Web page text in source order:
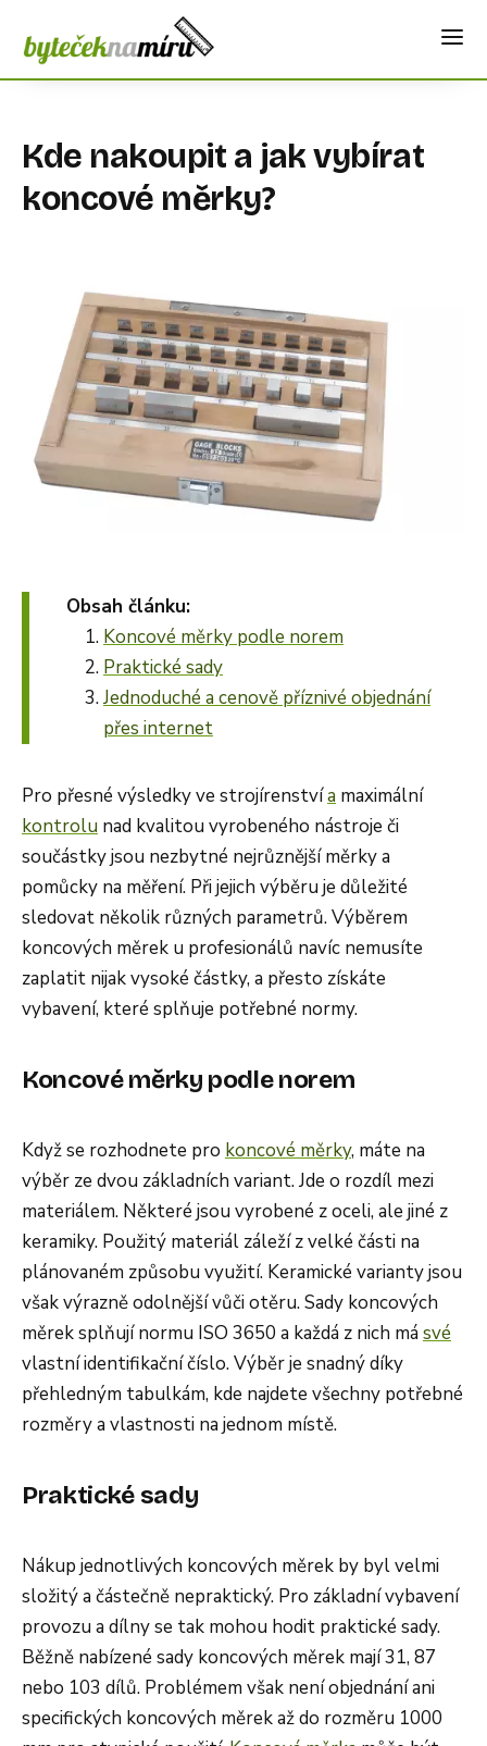
Kde nakoupit a jak vybírat
koncové měrky?
Obsah článku:
Koncové měrky podle norem
Praktické sady
Jednoduché a cenově příznivé objednání
přes internet
Pro přesné výsledky ve strojírenstvía maximální
kontrolu nad kvalitou vyrobeného nástroje či
součástky jsou nezbytné nejrůznější měrky a
pomůcky na měření. Při jejich výběru je důležité
sledovat několik různých parametrů. Výběrem
koncových měrek u profesionálů navíc nemusíte
zaplatit nijak vysoké částky, a přesto získáte
vybavení, které splňuje potřebné normy.
Koncové měrky podle norem
Když se rozhodnete pro koncové měrky, máte na
výběr ze dvou základních variant. Jde o rozdíl mezi
materiálem. Některé jsou vyrobené z oceli, ale jiné z
keramiky. Použitý materiál záleží z velké části na
plánovaném způsobu využití. Keramické varianty jsou
však výrazně odolnější vůči otěru. Sady koncových
měrek splňují normu ISO 3650 a každá z nich má své
vlastní identifikační číslo. Výběr je snadný díky
přehledným tabulkám, kde najdete všechny potřebné
rozměry a vlastnosti na jednom místě.
Praktické sady
Nákup jednotlivých koncových měrek by byl velmi
složitý a částečně nepraktický. Pro základní vybavení
provozu a dílny se tak mohou hodit praktické sady.
Běžně nabízené sady koncových měrek mají 31, 87
nebo 103 dílů. Problémem však není objednání ani
specifických koncových měrek až do rozměru 1000